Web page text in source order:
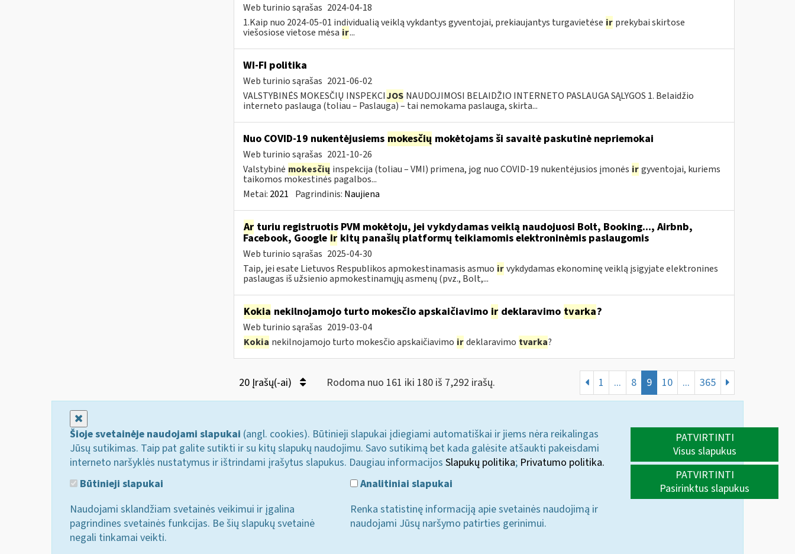
Web turinio sąrašas 2024-04-18
1.Kaip nuo 2024-05-01 individualią veiklą vykdantys gyventojai, prekiaujantys turgavietėse ir prekybai skirtose
viešosiose vietose mėsa ir...
WI-FI politika
Web turinio sąrašas 2021-06-02
VALSTYBINĖS MOKESČIŲ INSPEKCIJOS NAUDOJIMOSI BELAIDŽIO INTERNETO PASLAUGA SĄLYGOS 1. Belaidžio
interneto paslauga (toliau – Paslauga) – tai nemokama paslauga, skirta...
Nuo COVID-19 nukentėjusiems mokesčių mokėtojams ši savaitė paskutinė nepriemokai
Web turinio sąrašas 2021-10-26
Valstybinė mokesčių inspekcija (toliau – VMI) primena, jog nuo COVID-19 nukentėjusios įmonės ir gyventojai, kuriems
taikomos mokestinės pagalbos...
Metai: 2021 Pagrindinis: Naujiena
Arturiu registruotis PVM mokėtoju, jei vykdydamas veiklą naudojuosi Bolt, Booking..., Airbnb,
Facebook, Google irkitų panašių platformų teikiamomis elektroninėmis paslaugomis
Web turinio sąrašas 2025-04-30
Taip, jei esate Lietuvos Respublikos apmokestinamasis asmuo ir vykdydamas ekonominę veiklą įsigyjate elektronines
paslaugas iš užsienio apmokestinamųjų asmenų (pvz., Bolt,...
Kokia nekilnojamojo turto mokesčio apskaičiavimo irdeklaravimo tvarka?
Web turinio sąrašas 2019-03-04
Kokia nekilnojamojo turto mokesčio apskaičiavimo ir deklaravimo tvarka?
20 Įrašų(-ai) Rodoma nuo 161 iki 180 iš 7,292 irašų. 1 ... 8 9 10 ... 365
Šioje svetainėje naudojami slapukai (angl. cookies). Būtinieji slapukai įdiegiami automatiškai ir jiems nėra reikalingas
Jūsų sutikimas. Taip pat galite sutikti ir su kitų slapukų naudojimu. Savo sutikimą bet kada galėsite atšaukti pakeisdami
interneto naršyklės nustatymus ir ištrindami įrašytus slapukus. Daugiau informacijos Slapukų politika; Privatumo politika.
Būtinieji slapukai
Naudojami sklandžiam svetainės veikimui ir įgalina
pagrindines svetainės funkcijas. Be šių slapukų svetainė
negali tinkamai veikti.
Analitiniai slapukai
Renka statistinę informaciją apie svetainės naudojimą ir
naudojami Jūsų naršymo patirties gerinimui.
PATVIRTINTI
Visus slapukus
PATVIRTINTI
Pasirinktus slapukus